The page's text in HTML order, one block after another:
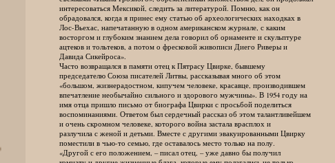
интересоваться Мексикой, следить за литературой. Помню, как он
обрадовался, когда я принес ему статью об археологических находках в
Лос-Вьехас, напечатанную в одном американском журнале, с каким
восторгом и глубоким знанием дела говорил об орнаменте и скульптуре
ацтеков и тольтеков, а потом о фресковой живописи Диего Риверы и
Давида Сикейроса».
Часто возвращался в памяти отец к Пятрасу Цвирке, бывшему
председателю Союза писателей Литвы, рассказывая много об этом
«большом, жизнерадостном, кипучем человеке, красавце, производившем
впечатление необычайно сильного и здорового мужчины». В 1954 году на
имя отца пришло письмо от биографа Цвирки с просьбой поделиться
воспоминаниями. Ответом был сердечный рассказ об этом талантливейшем
и очень скромном человеке, которого война застала врасплох и
разлучила с женой и детьми. Вместе с другими эвакуированными Цвирку
поместили в чью-то семью, где оставалось место только на полу.
«Другой с его положением, – писал отец, – уже давно бы получил